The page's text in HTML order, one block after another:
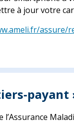
à jour votre
assure/
payant